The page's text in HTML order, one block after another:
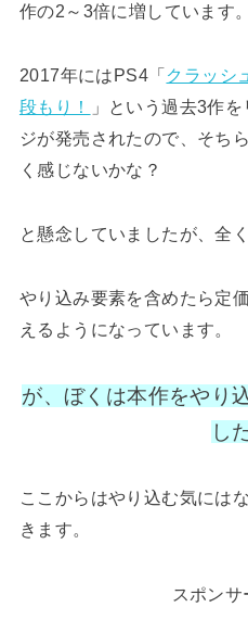
作の2～3倍に増しています。
2017年にはPS4「クラッシ
段もり！
」という過去3作
ジが発売されたので、そち
く感じないかな？
と懸念していましたが、全
やり込み要素を含めたら定
えるようになっています。
が、ぼくは本作をやり
し
ここからはやり込む気には
きます。
スポンサ